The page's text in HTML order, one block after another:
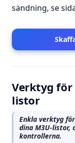
sändning, se
Verktyg
listor
Enkla verktyg
dina M3U-listor,
kontrollerna.